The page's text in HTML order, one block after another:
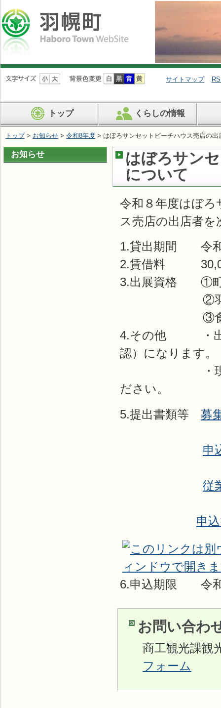
ナ
ビ
ン
を
ば
す
サイトマップ
トップ くらしの情報
トップ> お知らせ > 令和8年度 > はぼろサンセットビーチハウス売店の出
はぼろサン
について
令和８年度はぼ
ス売店の出店者
1.貸出期間 令和
2.賃借料
3.出展資格 ①町
②羽幌町観
③食品衛生法
4.その他 ・出店
認）になります。
・現地の視
ださい。
5.提出書類等 募
申
従
申
6.申込期限 令和
お問い合わ
商工観光課
フォーム
お知らせ